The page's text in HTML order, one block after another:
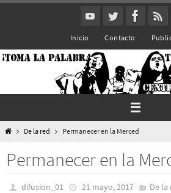
Inicio Contacto
InicioDe la red Permanecer en la Merced
Permanecer en la
difusion_01 21 mayo, 2017 De la